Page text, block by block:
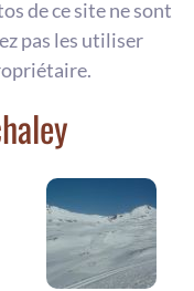
de ce site ne sont
pas les utiliser